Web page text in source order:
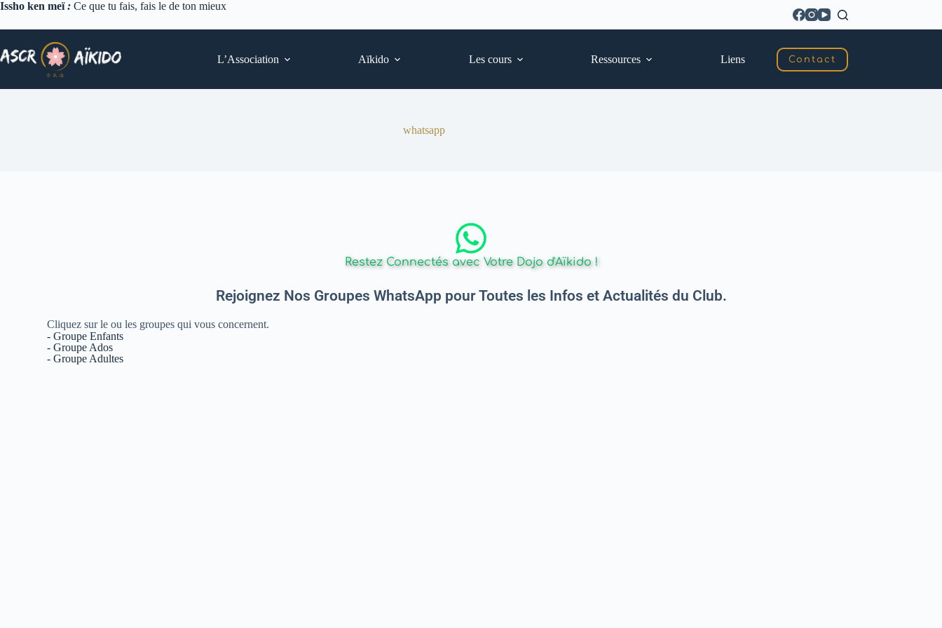
Issho ken meï: Ce que tu fais, fais le de ton mieux
L’Association Aïkido Les cours Ressources Liens Contact
whatsapp
Restez Connectés avec Votre Dojo d'Aïkido !
Rejoignez Nos Groupes WhatsApp pour Toutes les Infos et Actualités du Club.
Cliquez sur le ou les groupes qui vous concernent.
- Groupe Enfants
- Groupe Ados
- Groupe Adultes